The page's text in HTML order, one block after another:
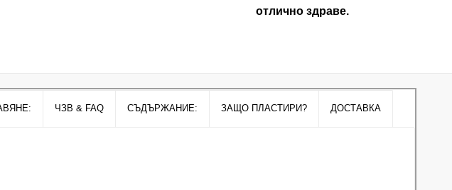
отлично здраве.
ЧЗВ & FAQ СЪДЪРЖАНИЕ: ЗАЩО ПЛАСТИРИ? ДОСТАВКА